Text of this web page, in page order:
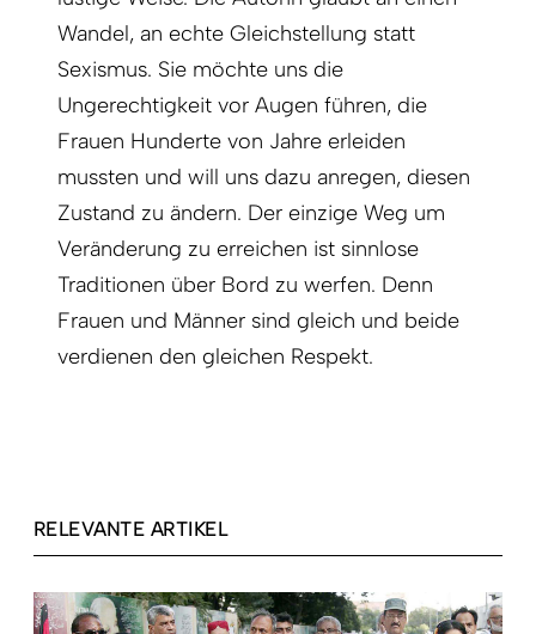
Wandel, an echte Gleichstellung statt
Sexismus. Sie möchte uns die
Ungerechtigkeit vor Augen führen, die
Frauen Hunderte von Jahre erleiden
mussten und will uns dazu anregen, diesen
Zustand zu ändern. Der einzige Weg um
Veränderung zu erreichen ist sinnlose
Traditionen über Bord zu werfen. Denn
Frauen und Männer sind gleich und beide
verdienen den gleichen Respekt.
RELEVANTE ARTIKEL